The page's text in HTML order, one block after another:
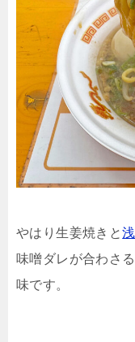
やはり生姜焼きと
味噌ダレが合わさる
味です。